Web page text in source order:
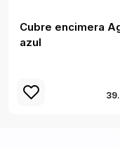
Cubre encimera
azul